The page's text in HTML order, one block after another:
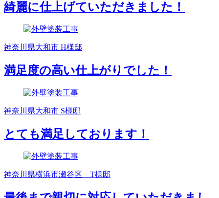
綺麗に仕上げていただきました！
神奈川県大和市 H様邸
満足度の高い仕上がりでした！
神奈川県大和市 S様邸
とても満足しております！
神奈川県横浜市瀬谷区 T様邸